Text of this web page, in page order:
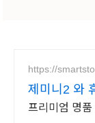
https://
제미니2 와
프리미엄 명